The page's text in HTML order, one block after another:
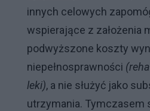
innych celowych
wspierające z założenia
podwyższone koszty
niepełnosprawności
leki), a nie służyć jako
utrzymania. Tymczasem